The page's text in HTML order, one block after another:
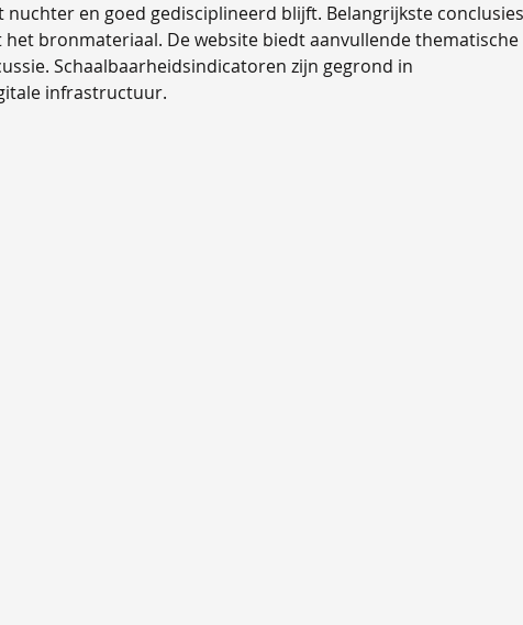
nuchter en goed gedisciplineerd blijft. Belangrijkste conclusies
bronmateriaal. De website biedt aanvullende thematische
Schaalbaarheidsindicatoren zijn gegrond in
infrastructuur.